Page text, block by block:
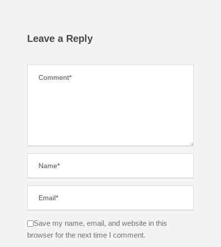
Leave a Reply
Save my name, email, and website in this
browser for the next time I comment.